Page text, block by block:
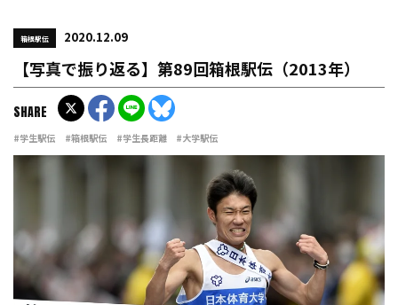
箱根駅伝 2020.12.09
【写真で振り返る】第89回箱根駅伝（2013年）
#学生駅伝 #箱根駅伝 #学生長距離 #大学駅伝
SHARE